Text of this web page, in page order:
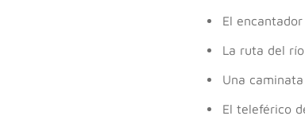
El
La ruta del río
Una
El teleférico